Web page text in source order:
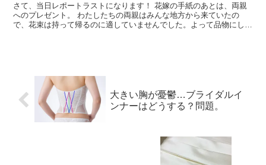
さて、当日レポートラストになります！ 花嫁の手紙のあとは、両親
へのプレゼント。 わたしたちの両親はみんな地方から来ていたの
で、花束は持って帰るのに適していませんでした。よって品物にしま
大きい胸が憂鬱…ブライダルイ
ンナーはどうする？問題。